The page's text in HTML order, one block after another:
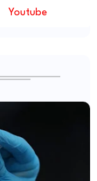
Youtube